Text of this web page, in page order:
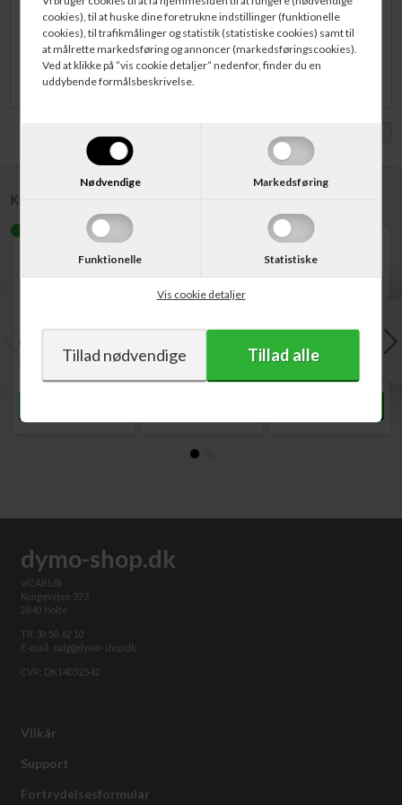
cookies), til at huske dine foretrukne indstillinger (funktionelle
cookies), til trafikmålinger og statistik (statistiske cookies) samt til
at målrette markedsføring og annoncer (markedsføringscookies).
Ved at klikke på ”vis cookie detaljer” nedenfor, finder du en
uddybende formålsbeskrivelse.
Nødvendige Markedsføring
Funktionelle Statistiske
Vis cookie detaljer
Ekstra holdbar Dymo LabelWriter etiket med overflade af polypropylen
samt ekstra klæbende lim. Denne kvalitet er langt mere
modstandsdygtig overfor fugt, varme, opløsningsmidler og slid end en
almindelige papir etiket.Bemærk: denne etiket passer kun til Dymo
LabelWriter 4XL/5XL.
Kunder købte også
Varenr. 2112554
Labelprinter 104 mm USB
1.495,00 DKK
Varenr. 2112723
Turbo Labelprinter 62 mm
Sort USB/ETH
1.195,00 DKK
Varenr. 2166659
PostNord/DHL Adresse
Etiket 102 x 210 mm 140 stk
242,00
dymo-shop.dk
v/CABI.dk
Kongevejen 373
2840 Holte
Tlf. 30 50 62 10
E-mail: salg@dymo-shop.dk
CVR: DK14052542
Vilkår
Support
Fortrydelsesformular